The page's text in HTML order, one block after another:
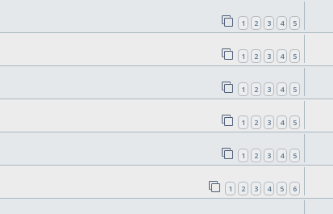
1 2 3 4 5
1 2 3 4 5
1 2 3 4 5
1 2 3 4 5
1 2 3 4 5
1 2 3 4 5 6